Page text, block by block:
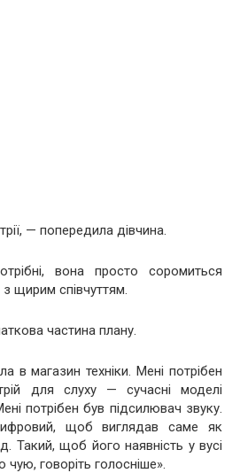
— попередила дівчина.
вона просто соромиться
з щирим співчуттям.
частина плану.
в магазин техніки. Мені потрібен
для слуху — сучасні моделі
потрібен був підсилювач звуку.
щоб виглядав саме як
Такий, щоб його наявність у вусі
говоріть голосніше».